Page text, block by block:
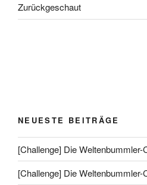
Zurückgeschaut
NEUESTE BEITRÄGE
[Challenge] Die
[Challenge] Die Weltenbummler-